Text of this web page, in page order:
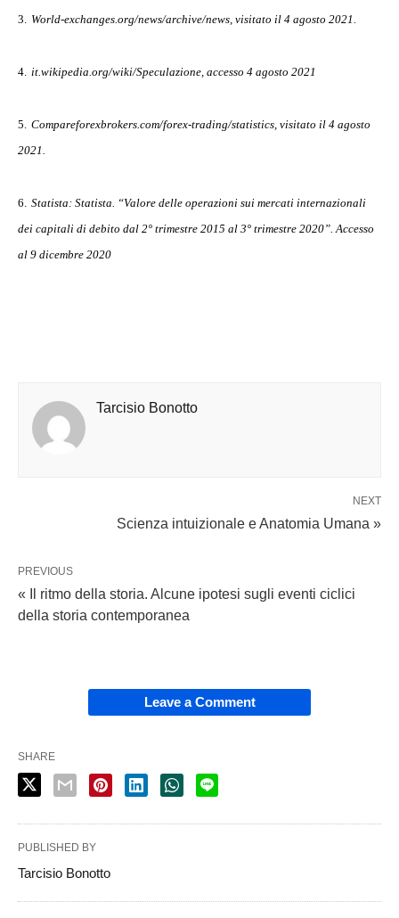
3. World-exchanges.org/news/archive/news, visitato il 4 agosto 2021.
4. it.wikipedia.org/wiki/Speculazione, accesso 4 agosto 2021
5. Compareforexbrokers.com/forex-trading/statistics, visitato il 4 agosto
2021.
6. Statista: Statista. “Valore delle operazioni sui mercati internazionali
dei capitali di debito dal 2° trimestre 2015 al 3° trimestre 2020”. Accesso
al 9 dicembre 2020
Tarcisio Bonotto
NEXT
Scienza intuizionale e Anatomia Umana »
PREVIOUS
« Il ritmo della storia. Alcune ipotesi sugli eventi ciclici
della storia contemporanea
Leave a Comment
SHARE
PUBLISHED BY
Tarcisio Bonotto